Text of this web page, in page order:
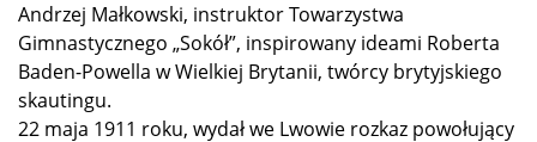
Andrzej Małkowski, instruktor Towarzystwa
Gimnastycznego „Sokół”, inspirowany ideami Roberta
Baden-Powella w Wielkiej Brytanii, twórcy brytyjskiego
skautingu.
22 maja 1911 roku, wydał we Lwowie rozkaz powołujący